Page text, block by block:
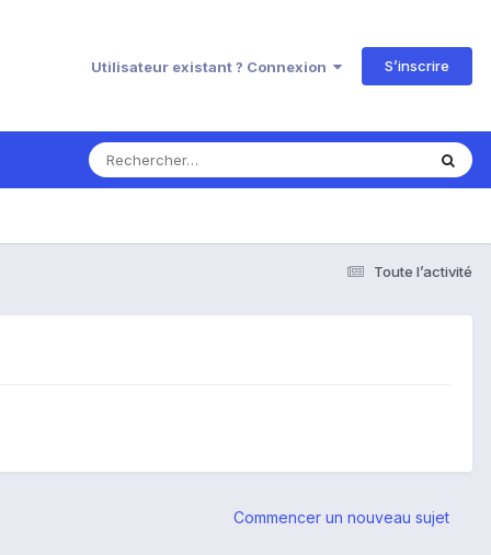
Utilisateur existant ? Connexion S’inscrire
Toute l’activité
Commencer un nouveau sujet